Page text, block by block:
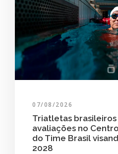
07/08/2026
Triatletas
avaliações no
do Time Brasil
2028